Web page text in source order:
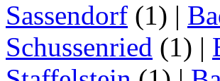
Sassendorf (1) |
Schussenried (1) |